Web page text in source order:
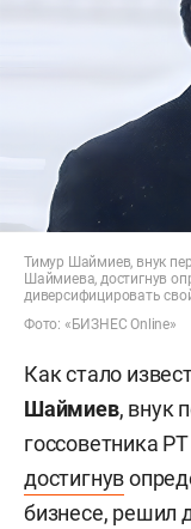
Тимур Шаймиев, внук
Шаймиева, достигнув
диверсифицировать
Фото: «БИЗНЕС Online»
Как стало
Шаймиев, внук
госсоветника РТ
достигнув
бизнесе, решил